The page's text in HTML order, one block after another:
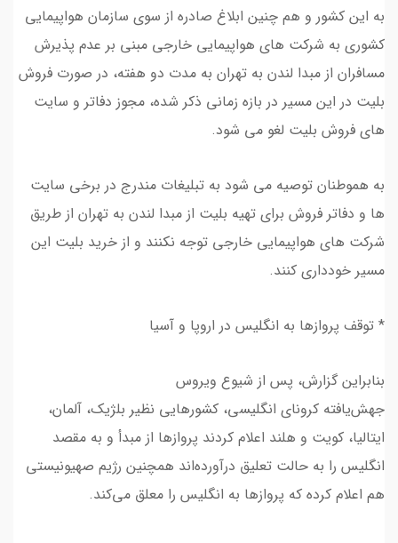
به این کشور و هم چنین ابلاغ صادره از سوی سازمان هواپیمایی
کشوری به شرکت های هواپیمایی خارجی مبنی بر عدم پذیرش
مسافران از مبدا لندن به تهران به مدت دو هفته، در صورت فروش
بلیت در این مسیر در بازه زمانی ذکر شده، مجوز دفاتر و سایت
های فروش بلیت لغو می شود.
به هموطنان توصیه می شود به تبلیغات مندرج در برخی سایت
ها و دفاتر فروش برای تهیه بلیت از مبدا لندن به تهران از طریق
شرکت های هواپیمایی خارجی توجه نکنند و از خرید بلیت این
مسیر خودداری کنند.
* توقف پروازها به انگلیس در اروپا و آسیا
بنابراین گزارش، پس از شیوع ویروس
جهش‌یافته کرونای انگلیسی، کشورهایی نظیر ‌بلژیک، آلمان،
ایتالیا، کویت و هلند‌‌ اعلام کردند پروازها از مبدأ و به مقصد
انگلیس را به حالت تعلیق درآورده‌اند همچنین رژیم صهیونیستی
هم اعلام کرده که پروازها به انگلیس را معلق می‌کند.